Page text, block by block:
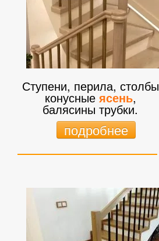
Ступени, перила, столбы
конусные ясень,
балясины трубки.
подробнее